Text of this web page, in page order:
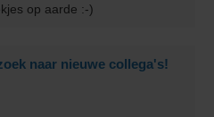
op aarde :-)
naar nieuwe collega's!